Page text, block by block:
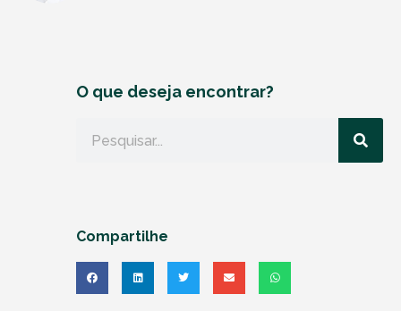
O que deseja encontrar?
Compartilhe